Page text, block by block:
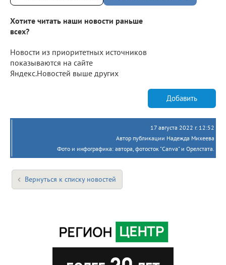
Хотите читать наши новости раньше
всех?
Новости из приоритетных источников
показываются на сайте
Яндекс.Новостей выше других
Добавить
17 августа 2022 г. 12:52
Автор публикации Надежда Михеева
Фото и инфографика: автора, фотосток "Canva" и Орелстата.
Вернуться к списку новостей